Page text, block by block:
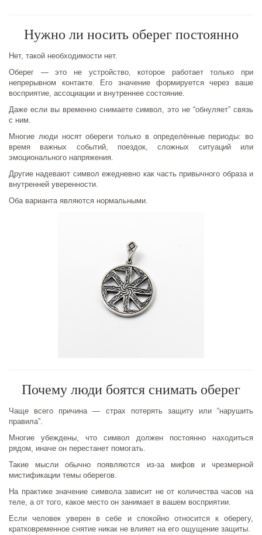
Нужно ли носить оберег постоянно
Нет, такой необходимости нет.
Оберег — это не устройство, которое работает только при
непрерывном контакте. Его значение формируется через ваше
восприятие, ассоциации и внутреннее состояние.
Даже если вы временно снимаете символ, это не “обнуляет” связь
с ним.
Многие люди носят обереги только в определённые периоды: во
время важных событий, поездок, сложных ситуаций или
эмоционального напряжения.
Другие надевают символ ежедневно как часть привычного образа и
внутренней уверенности.
Оба варианта являются нормальными.
Почему люди боятся снимать оберег
Чаще всего причина — страх потерять защиту или “нарушить
правила”.
Многие убеждены, что символ должен постоянно находиться
рядом, иначе он перестанет помогать.
Такие мысли обычно появляются из-за мифов и чрезмерной
мистификации темы оберегов.
На практике значение символа зависит не от количества часов на
теле, а от того, какое место он занимает в вашем восприятии.
Если человек уверен в себе и спокойно относится к оберегу,
кратковременное снятие никак не влияет на его ощущение защиты.